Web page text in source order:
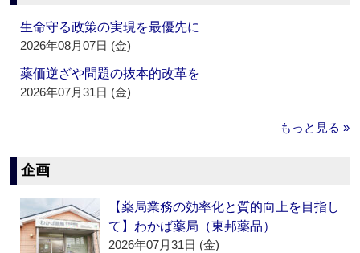
生命守る政策の実現を最優先に
2026年08月07日 (金)
薬価逆ざや問題の抜本的改革を
2026年07月31日 (金)
もっと見る »
企画
【薬局業務の効率化と質的向上を目指し
て】わかば薬局（東邦薬品）
2026年07月31日 (金)